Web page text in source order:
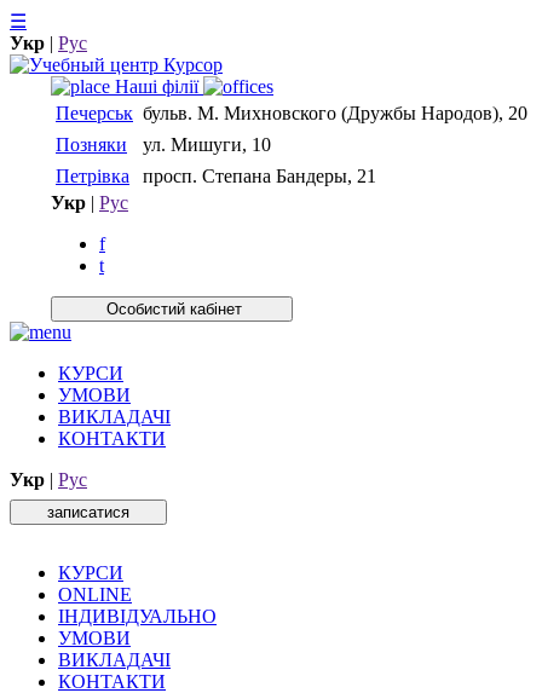
☰
Укр | Рус
Нашi фiлiї
Печерськ бульв. М. Михновского (Дружбы Народов), 20
Позняки
ул. Мишуги, 10
Петрівка
просп. Степана Бандеры, 21
Укр | Рус
f
t
Особистий кабiнет
КУРСИ
УМОВИ
ВИКЛАДАЧІ
КОНТАКТИ
Укр | Рус
записатися
КУРСИ
ONLINE
ІНДИВІДУАЛЬНО
УМОВИ
ВИКЛАДАЧІ
КОНТАКТИ